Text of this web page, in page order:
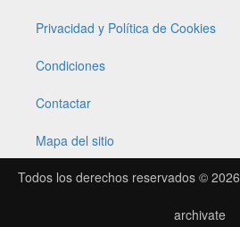
Privacidad y Política de Cookies
Condiciones
Contactar
Mapa del sitio
Todos los derechos reservados © 2026
archivate